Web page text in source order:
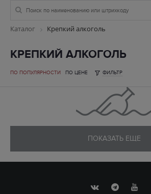
Каталог Крепкий алкоголь
КРЕПКИЙ АЛКОГОЛЬ
ПО ПОПУЛЯРНОСТИ ПО ЦЕНЕ ФИЛЬТР
ПОКАЗАТЬ ЕЩЕ